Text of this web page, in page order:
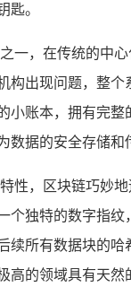
匙。
一，在传统的中
构出现问题，整
小账本，拥有完
据的安全存储和
性，区块链巧妙
个独特的数字指
续所有数据块的
的领域具有天